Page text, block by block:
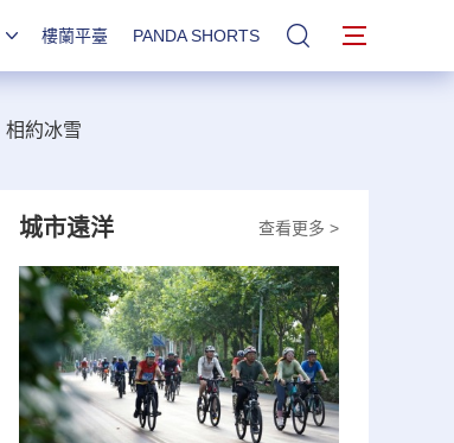
樓蘭平臺 PANDA SHORTS 站內搜索
相約冰雪
查看更多 >
城市遠洋